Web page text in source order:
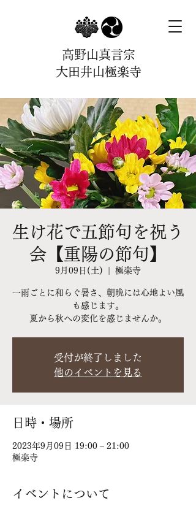
高野山真言宗
大田井山極楽寺
生け花で五節句を祝う
会【重陽の節句】
9月09日(土) 極楽寺
一雨ごとに和らぐ暑さ、朝晩には心地よい風
も感じます。
夏から秋への変化を感じませんか。
受付が終了しました
他のイベントを見る
日時・場所
2023年9月09日 19:00 – 21:00
極楽寺
イベントについて